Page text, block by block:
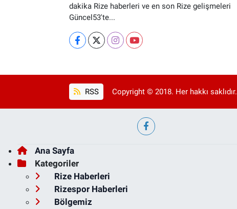
dakika Rize haberleri ve en son Rize gelişmeleri
Güncel53'te...
RSS Copyright © 2018. Her hakkı saklıdır.
Ana Sayfa
Kategoriler
Rize Haberleri
Rizespor Haberleri
Bölgemiz